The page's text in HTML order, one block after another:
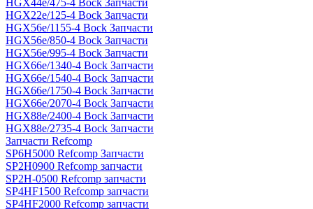
HGX44e/475-4 Bock Запчасти
HGX22e/125-4 Bock Запчасти
HGX56e/1155-4 Bock Запчасти
HGX56e/850-4 Bock Запчасти
HGX56e/995-4 Bock Запчасти
HGX66e/1340-4 Bock Запчасти
HGX66e/1540-4 Bock Запчасти
HGX66e/1750-4 Bock Запчасти
HGX66e/2070-4 Bock Запчасти
HGX88e/2400-4 Bock Запчасти
HGX88e/2735-4 Bock Запчасти
Запчасти Refcomp
SP6H5000 Refcomp Запчасти
SP2H0900 Refcomp запчасти
SP2H-0500 Refcomp запчасти
SP4HF1500 Refcomp запчасти
SP4HF2000 Refcomp запчасти